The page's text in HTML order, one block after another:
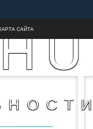
САЙТА